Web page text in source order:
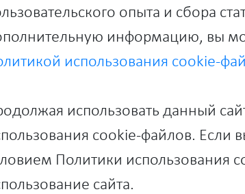
Ключевые
До 32
25 Гбит/с и
Поддержка
Прочная
Расширенная
товар,
опыта и сбора
информацию, вы
использования cookie-
использовать данный
cookie-файлов. Если
Политики использования
сайта.